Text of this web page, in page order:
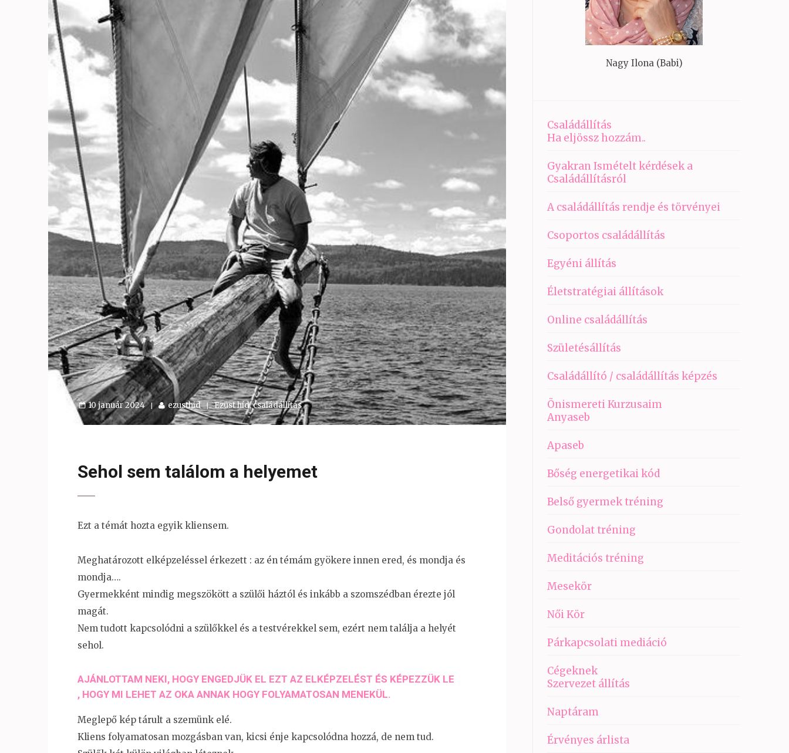
10 január 2024 ezusthid Ezüst híd, családállítás
Sehol sem találom a helyemet
Ezt a témát hozta egyik kliensem​.
Meghatározott elképzeléssel érkezett :​ az én témám gyökere innen ered,​ és mondja és
mondja….
​Gyermekként mindig megszökött a szülői háztól és inkább a szomszédban​ érezte jól
magát​.
Nem tudott kapcsolódni a szülőkkel és a testvérekkel sem, ezért nem​ találja a helyét
sehol​.
AJÁNLOTTAM NEKI, HOGY ENGEDJÜK EL EZT AZ ELKÉPZELÉST ÉS KÉPEZZÜK LE​
, HOGY MI LEHET AZ OKA ANNAK HOGY FOLYAMATOSAN MENEKÜL​.
Meglepő kép tárult a szemünk elé.
Kliens folyamatosan mozgásban van, kicsi énje kapcsolódna hozzá​, de nem tud​.
Nagy Ilona (Babi)
Családállítás
Ha eljössz hozzám..
Gyakran Ismételt kérdések a
Családállításról
A családállítás rendje és törvényei
Csoportos családállítás
Egyéni állítás
Életstratégiai állítások
Online családállítás
Születésállítás
Családállító / családállítás képzés
Önismereti Kurzusaim
Anyaseb
Apaseb
Bőség energetikai kód
Belső gyermek tréning
Gondolat tréning
Meditációs tréning
Mesekör
Női Kör
Párkapcsolati mediáció
Cégeknek
Szervezet állítás
Naptáram
Érvényes árlista